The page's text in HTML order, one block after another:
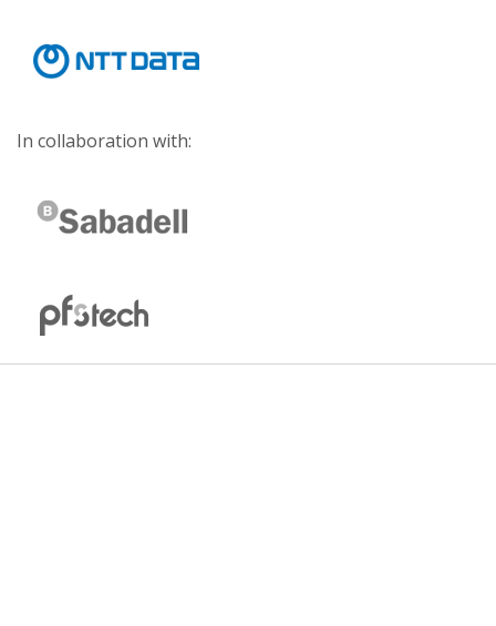
In collaboration with: